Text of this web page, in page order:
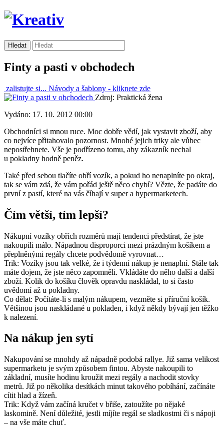
Finty a pasti v obchodech
zalistujte si... Návody a šablony - kliknete zde
Zdroj: Praktická žena
Vydáno: 17. 10. 2012 00:00
Obchodníci si mnou ruce. Moc dobře vědí, jak vystavit zboží, aby
co nejvíce přitahovalo pozornost. Mnohé jejich triky ale vůbec
nepostřehnete. Vše je podřízeno tomu, aby zákazník nechal
u pokladny hodně peněz.
Také před sebou tlačíte obří vozík, a pokud ho nenaplníte po okraj,
tak se vám zdá, že vám pořád ještě něco chybí? Vězte, že padáte do
první z pastí, které na vás číhají v super a hypermarketech.
Čím větší, tím lepší?
Nákupní vozíky obřích rozměrů mají tendenci předstírat, že jste
nakoupili málo. Nápadnou disproporci mezi prázdným košíkem a
přeplněnými regály chcete podvědomě vyrovnat…
Trik: Vozíky jsou tak velké, že i týdenní nákup je nenaplní. Stále tak
máte dojem, že jste něco zapomněli. Vkládáte do něho další a další
zboží. Kolik do košíku člověk opravdu naskládal, to si často
uvědomí až u pokladny.
Co dělat: Počítáte-li s malým nákupem, vezměte si příruční košík.
Většinou jsou naskládané u pokladen, i když někdy bývají jen těžko
k nalezení.
Na nákup jen sytí
Nakupování se mnohdy až nápadně podobá rallye. Již sama velikost
supermarketu je svým způsobem fintou. Abyste nakoupili to
základní, musíte hodinu kroužit mezi regály a nachodit stovky
metrů. Již po několika desítkách minut takového pobíhání, začínáte
cítit hlad a žízeň.
Trik: Když vám začíná kručet v břiše, zatoužíte po nějaké
laskomině. Není důležité, jestli míjíte regál se sladkostmi či s nápoji
– na vše máte chuť.